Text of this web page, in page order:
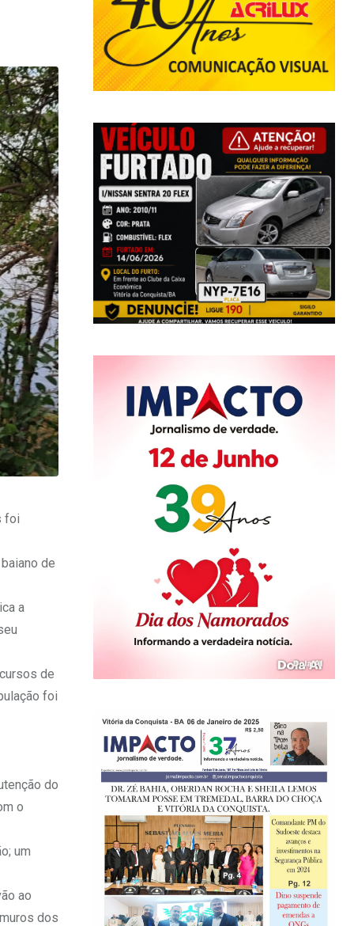
foi
de
a
de
foi
do
o
um
ao
dos